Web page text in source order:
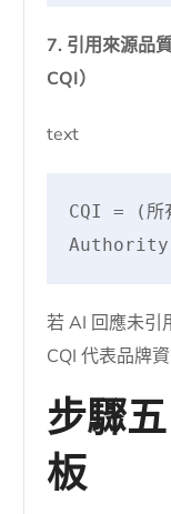
7. 引用來源品
CQI）
text
CQI = (所
Authority
若 AI 回應未引
CQI 代表品牌
步驟
板